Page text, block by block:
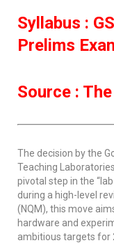
Syllabus :
Prelims
Source :
The decision by the
Teaching
pivotal step in the
during a high-level
(NQM), this move
hardware and
ambitious targets for